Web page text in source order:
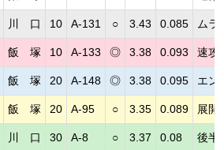
川 口 10 A-131 ○ 3.43 0.085 ムラ
飯 塚 10 A-133 ◎ 3.38 0.093 速攻
飯 塚 20 A-148 ◎ 3.38 0.095 エン
飯 塚 20 A-95 ○ 3.35 0.089 展開
川 口 30 A-8 ○ 3.37 0.08 後半